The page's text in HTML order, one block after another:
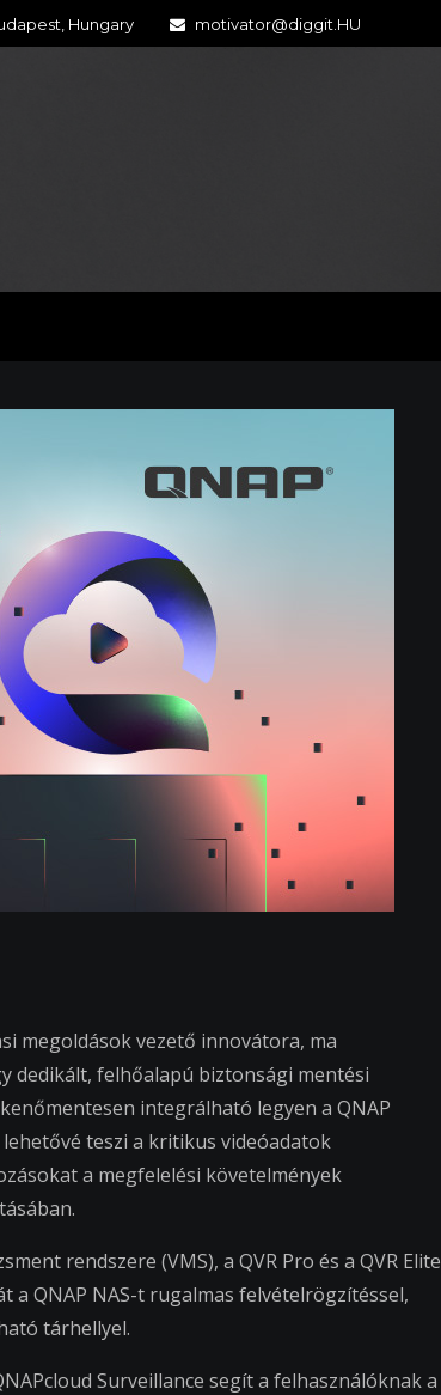
Hungary motivator@diggit.HU
megoldások vezető innovátora, ma
dedikált, felhőalapú biztonsági mentési
integrálható legyen a QNAP
lehetővé teszi a kritikus videóadatok
a megfelelési követelmények
rendszere (VMS), a QVR Pro és a QVR Elite
a QNAP NAS-t rugalmas felvételrögzítéssel,
tárhellyel.
Surveillance segít a felhasználóknak a